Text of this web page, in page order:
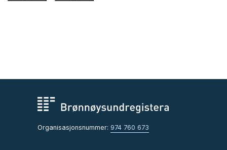
Organisasjonsnummer: 974 760 673